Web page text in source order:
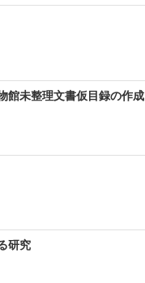
館未整理文書仮目録の作成
研究